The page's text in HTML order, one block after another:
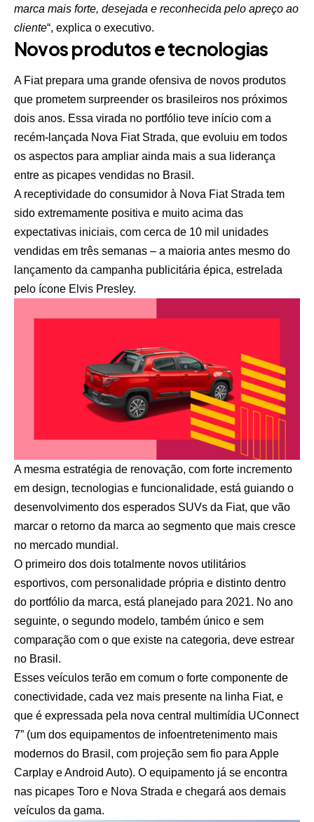
marca mais forte, desejada e reconhecida pelo apreço ao
cliente“, explica o executivo.
Novos produtos e tecnologias
A Fiat prepara uma grande ofensiva de novos produtos
que prometem surpreender os brasileiros nos próximos
dois anos. Essa virada no portfólio teve início com a
recém-lançada Nova Fiat Strada, que evoluiu em todos
os aspectos para ampliar ainda mais a sua liderança
entre as picapes vendidas no Brasil.
A receptividade do consumidor à Nova Fiat Strada tem
sido extremamente positiva e muito acima das
expectativas iniciais, com cerca de 10 mil unidades
vendidas em três semanas – a maioria antes mesmo do
lançamento da campanha publicitária épica, estrelada
pelo ícone Elvis Presley.
A mesma estratégia de renovação, com forte incremento
em design, tecnologias e funcionalidade, está guiando o
desenvolvimento dos esperados SUVs da Fiat, que vão
marcar o retorno da marca ao segmento que mais cresce
no mercado mundial.
O primeiro dos dois totalmente novos utilitários
esportivos, com personalidade própria e distinto dentro
do portfólio da marca, está planejado para 2021. No ano
seguinte, o segundo modelo, também único e sem
comparação com o que existe na categoria, deve estrear
no Brasil.
Esses veículos terão em comum o forte componente de
conectividade, cada vez mais presente na linha Fiat, e
que é expressada pela nova central multimídia UConnect
7” (um dos equipamentos de infoentretenimento mais
modernos do Brasil, com projeção sem fio para Apple
Carplay e Android Auto). O equipamento já se encontra
nas picapes Toro e Nova Strada e chegará aos demais
veículos da gama.